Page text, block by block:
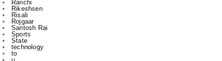
Sports
State
technology
to
u
vijay sharma
आबकारी
इंडिया
उस दौरान